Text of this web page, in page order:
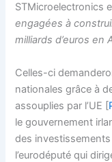
STMicroelectronics
engagées à
milliards d’euros en
Celles-ci
nationales grâce à
assouplies par l’UE [
le gouvernement
des
l’eurodéputé qui